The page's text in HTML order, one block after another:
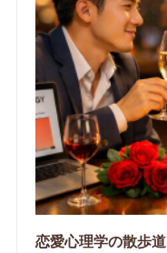
恋愛心理学の散歩道